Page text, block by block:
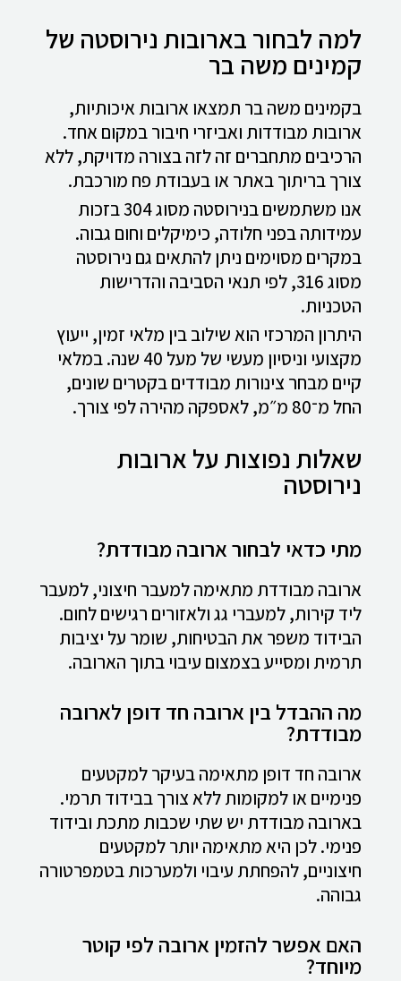
למה לבחור בארובות נירוסטה של
קמינים משה בר
בקמינים משה בר תמצאו ארובות איכותיות,
ארובות מבודדות ואביזרי חיבור במקום אחד.
הרכיבים מתחברים זה לזה בצורה מדויקת, ללא
צורך בריתוך באתר או בעבודת פח מורכבת.
אנו משתמשים בנירוסטה מסוג 304 בזכות
עמידותה בפני חלודה, כימיקלים וחום גבוה.
במקרים מסוימים ניתן להתאים גם נירוסטה
מסוג 316, לפי תנאי הסביבה והדרישות
הטכניות.
היתרון המרכזי הוא שילוב בין מלאי זמין, ייעוץ
מקצועי וניסיון מעשי של מעל 40 שנה. במלאי
קיים מבחר צינורות מבודדים בקטרים שונים,
החל מ־80 מ״מ, לאספקה מהירה לפי צורך.
שאלות נפוצות על ארובות
נירוסטה
מתי כדאי לבחור ארובה מבודדת?
ארובה מבודדת מתאימה למעבר חיצוני, למעבר
ליד קירות, למעברי גג ולאזורים רגישים לחום.
הבידוד משפר את הבטיחות, שומר על יציבות
תרמית ומסייע בצמצום עיבוי בתוך הארובה.
מה ההבדל בין ארובה חד דופן לארובה
מבודדת?
ארובה חד דופן מתאימה בעיקר למקטעים
פנימיים או למקומות ללא צורך בבידוד תרמי.
בארובה מבודדת יש שתי שכבות מתכת ובידוד
פנימי. לכן היא מתאימה יותר למקטעים
חיצוניים, להפחתת עיבוי ולמערכות בטמפרטורה
גבוהה.
האם אפשר להזמין ארובה לפי קוטר
מיוחד?